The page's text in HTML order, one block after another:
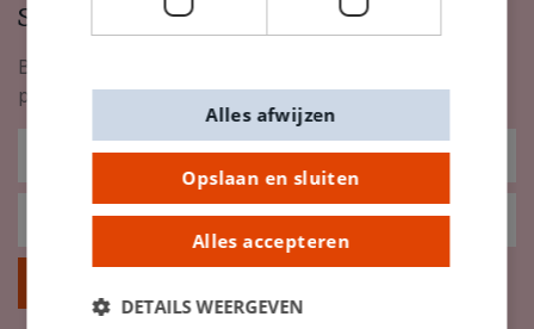
Schrijf je in op onze nieuwsbrief
Blijf op de hoogte van nieuwigheden, inspiratie,
promoties en meer!
Opslaan en sluiten
Alles accepteren
Alles afwijzen
DETAILS WEERGEVEN